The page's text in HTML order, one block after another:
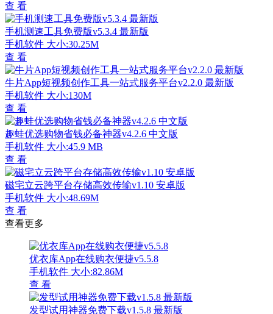
查 看
手机测速工具免费版v5.3.4 最新版
手机软件 大小:30.25M
查 看
牛片App短视频创作工具一站式服务平台v2.2.0 最新版
手机软件 大小:130M
查 看
趣蛙优选购物省钱必备神器v4.2.6 中文版
手机软件 大小:45.9 MB
查 看
磁宅立云跨平台存储高效传输v1.10 安卓版
手机软件 大小:48.69M
查 看
查看更多
优衣库App在线购衣便捷v5.5.8
手机软件 大小:82.86M
查 看
发型试用神器免费下载v1.5.8 最新版